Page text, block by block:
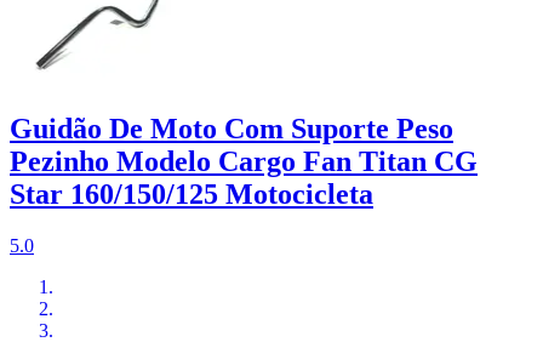
Guidão De Moto Com Suporte Peso
Pezinho Modelo Cargo Fan Titan CG
Star 160/150/125 Motocicleta
5.0